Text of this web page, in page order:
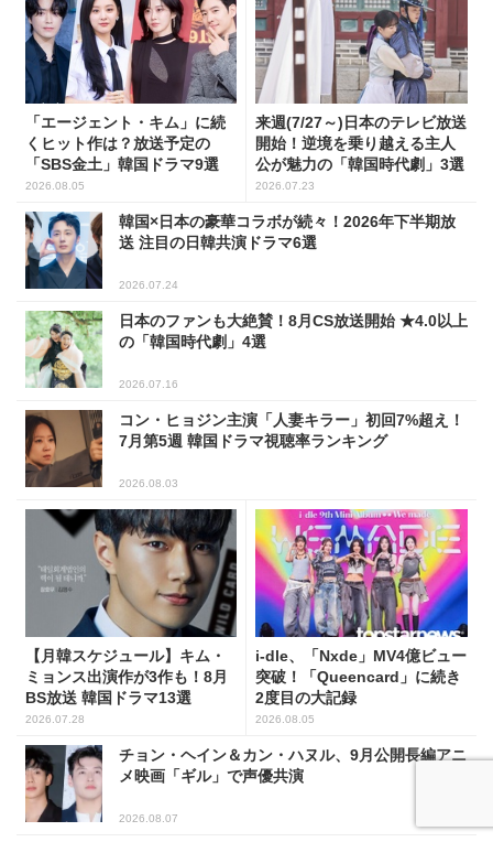
「エージェント・キム」に続
くヒット作は？放送予定の
「SBS金土」韓国ドラマ9選
2026.08.05
来週(7/27～)日本のテレビ放送
開始！逆境を乗り越える主人
公が魅力の「韓国時代劇」3選
2026.07.23
韓国×日本の豪華コラボが続々！2026年下半期放
送 注目の日韓共演ドラマ6選
2026.07.24
日本のファンも大絶賛！8月CS放送開始 ★4.0以上
の「韓国時代劇」4選
2026.07.16
コン・ヒョジン主演「人妻キラー」初回7%超え！
7月第5週 韓国ドラマ視聴率ランキング
2026.08.03
【月韓スケジュール】キム・
ミョンス出演作が3作も！8月
BS放送 韓国ドラマ13選
2026.07.28
i-dle、「Nxde」MV4億ビュー
突破！「Queencard」に続き
2度目の大記録
2026.08.05
チョン・ヘイン＆カン・ハヌル、9月公開長編アニ
メ映画「ギル」で声優共演
2026.08.07